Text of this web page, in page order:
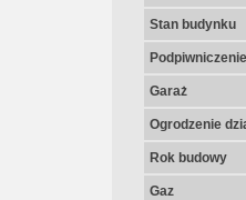
Stan budynku
Podpiwniczenie
Garaż
Ogrodzenie
Rok budowy
Gaz